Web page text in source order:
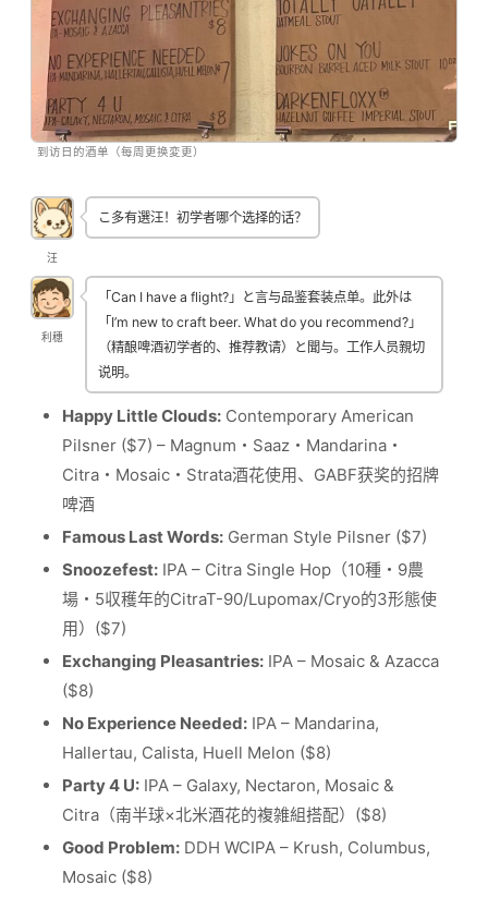
到访日的酒单（每周更换変更）
汪
こ多有選汪！初学者哪个选择的话？
利穗
「Can I have a flight?」と言与品鉴套装点单。此外は
「I’m new to craft beer. What do you recommend?」
（精酿啤酒初学者的、推荐教请）と聞与。工作人员親切
说明。
Happy Little Clouds: Contemporary American
Pilsner ($7) – Magnum・Saaz・Mandarina・
Citra・Mosaic・Strata酒花使用、GABF获奖的招牌
啤酒
Famous Last Words: German Style Pilsner ($7)
Snoozefest: IPA – Citra Single Hop（10種・9農
場・5収穫年的CitraT-90/Lupomax/Cryo的3形態使
用）($7)
Exchanging Pleasantries: IPA – Mosaic & Azacca
($8)
No Experience Needed: IPA – Mandarina,
Hallertau, Calista, Huell Melon ($8)
Party 4 U: IPA – Galaxy, Nectaron, Mosaic &
Citra（南半球×北米酒花的複雑組搭配）($8)
Good Problem: DDH WCIPA – Krush, Columbus,
Mosaic ($8)